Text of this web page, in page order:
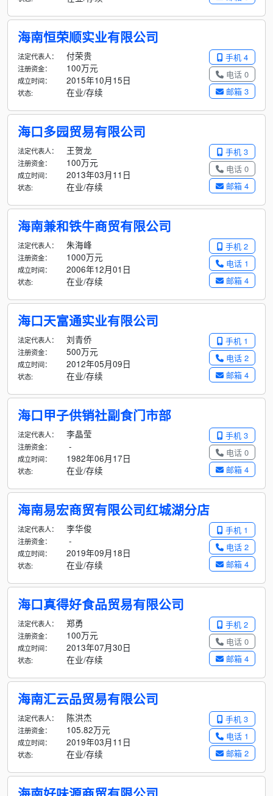
海南恒荣顺实业有限公司
手机 4
电话 0
邮箱 3
法定代表人： 付荣贵
注册资金： 100万元
成立时间： 2015年10月15日
状态: 在业/存续
海口多园贸易有限公司
手机 3
电话 0
邮箱 4
法定代表人： 王贺龙
注册资金： 100万元
成立时间： 2013年03月11日
状态: 在业/存续
海南兼和铁牛商贸有限公司
手机 2
电话 1
邮箱 4
法定代表人： 朱海峰
注册资金： 1000万元
成立时间： 2006年12月01日
状态: 在业/存续
海口天富通实业有限公司
手机 1
电话 2
邮箱 4
法定代表人： 刘青侨
注册资金： 500万元
成立时间： 2012年05月09日
状态: 在业/存续
海口甲子供销社副食门市部
手机 3
电话 0
邮箱 4
法定代表人： 李晶莹
注册资金： -
成立时间： 1982年06月17日
状态: 在业/存续
海南易宏商贸有限公司红城湖分店
手机 1
电话 2
邮箱 4
法定代表人： 李华俊
注册资金： -
成立时间： 2019年09月18日
状态: 在业/存续
海口真得好食品贸易有限公司
手机 2
电话 0
邮箱 4
法定代表人： 郑勇
注册资金： 100万元
成立时间： 2013年07月30日
状态: 在业/存续
海南汇云品贸易有限公司
手机 3
电话 1
邮箱 2
法定代表人： 陈洪杰
注册资金： 105.82万元
成立时间： 2019年03月11日
状态: 在业/存续